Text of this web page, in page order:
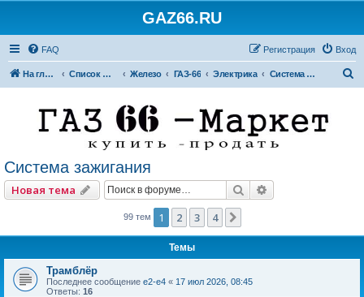
GAZ66.RU
FAQ Вход
Регистрация
На главную Список форумов Железо ГАЗ-66 Электрика Система зажигания
Система зажигания
Новая тема Поиск
99 тем 1 2 3 4
Темы
Трамблёр
Последнее сообщение e2-e4 « 17 июл 2026, 08:45
Ответы: 16